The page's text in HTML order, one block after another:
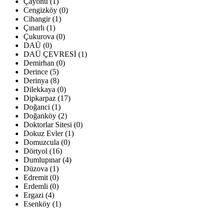
Cengizköy (0)
Cihangir (1)
Çınarlı (1)
Çukurova (0)
DAÜ (0)
DAÜ ÇEVRESİ (1)
Demirhan (0)
Derince (5)
Derinya (8)
Dilekkaya (0)
Dipkarpaz (17)
Doğanci (1)
Doğanköy (2)
Doktorlar Sitesi (0)
Dokuz Evler (1)
Domuzcula (0)
Dörtyol (16)
Dumlupınar (4)
Düzova (1)
Edremit (0)
Erdemli (0)
Ergazi (4)
Esenköy (1)